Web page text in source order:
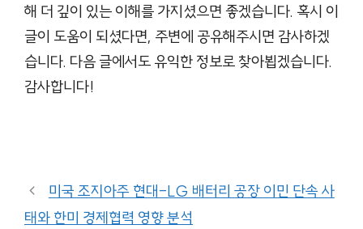
해 더 깊이 있는 이해를 가지셨으면 좋겠습니다. 혹시 이
글이 도움이 되셨다면, 주변에 공유해주시면 감사하겠
습니다. 다음 글에서도 유익한 정보로 찾아뵙겠습니다.
감사합니다!
미국 조지아주 현대-LG 배터리 공장 이민 단속 사
태와 한미 경제협력 영향 분석